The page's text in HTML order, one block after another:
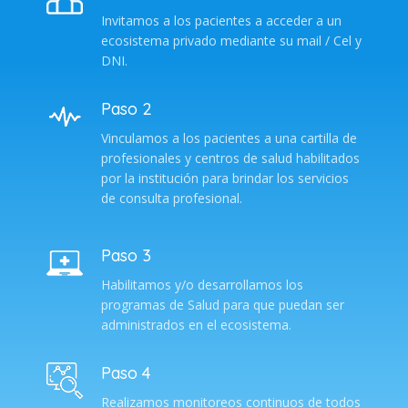
Invitamos a los pacientes a acceder a un
ecosistema privado mediante su mail / Cel y
DNI.
Paso 2
Vinculamos a los pacientes a una cartilla de
profesionales y centros de salud habilitados
por la institución para brindar los servicios
de consulta profesional.
Paso 3
Habilitamos y/o desarrollamos los
programas de Salud para que puedan ser
administrados en el ecosistema.
Paso 4
Realizamos monitoreos continuos de todos